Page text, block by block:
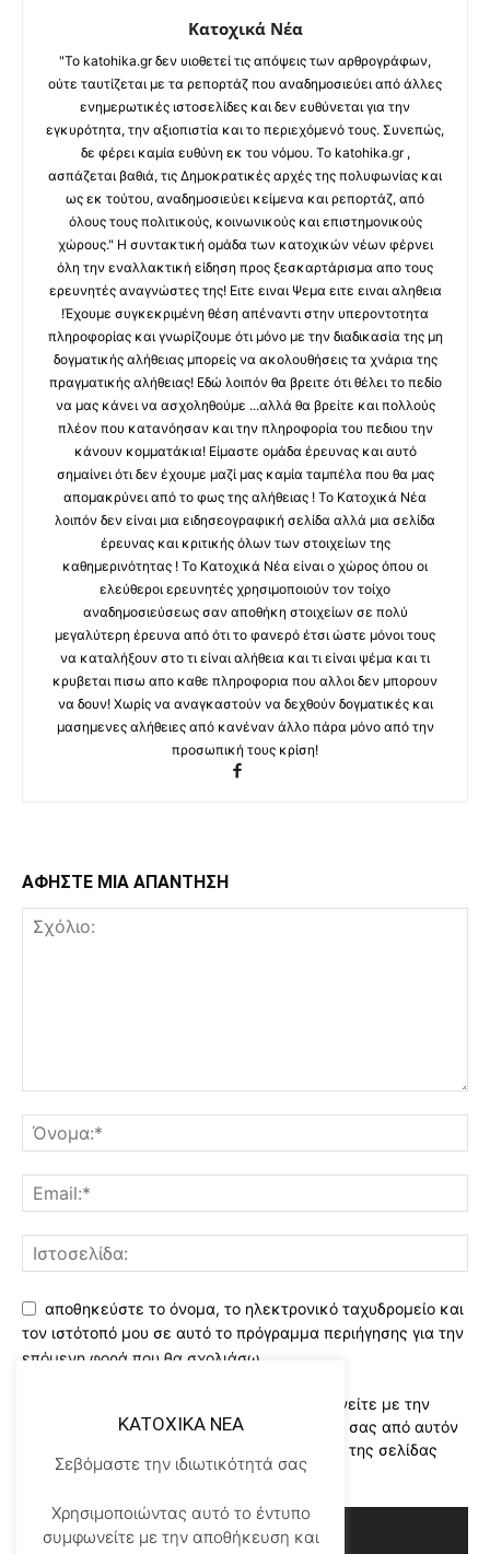
Κατοχικά Νέα
"Το katohika.gr δεν υιοθετεί τις απόψεις των αρθρογράφων,
ούτε ταυτίζεται με τα ρεπορτάζ που αναδημοσιεύει από άλλες
ενημερωτικές ιστοσελίδες και δεν ευθύνεται για την
εγκυρότητα, την αξιοπιστία και το περιεχόμενό τους. Συνεπώς,
δε φέρει καμία ευθύνη εκ του νόμου. Το katohika.gr ,
ασπάζεται βαθιά, τις Δημοκρατικές αρχές της πολυφωνίας και
ως εκ τούτου, αναδημοσιεύει κείμενα και ρεπορτάζ, από
όλους τους πολιτικούς, κοινωνικούς και επιστημονικούς
χώρους." Η συντακτική ομάδα των κατοχικών νέων φέρνει
όλη την εναλλακτική είδηση προς ξεσκαρτάρισμα απο τους
ερευνητές αναγνώστες της! Ειτε ειναι Ψεμα ειτε ειναι αληθεια
!Έχουμε συγκεκριμένη θέση απέναντι στην υπεροντοτητα
πληροφορίας και γνωρίζουμε ότι μόνο με την διαδικασία της μη
δογματικής αλήθειας μπορείς να ακολουθήσεις τα χνάρια της
πραγματικής αλήθειας! Εδώ λοιπόν θα βρειτε ότι θέλει το πεδίο
να μας κάνει να ασχοληθούμε ...αλλά θα βρείτε και πολλούς
πλέον που κατανόησαν και την πληροφορία του πεδιου την
κάνουν κομματάκια! Είμαστε ομάδα έρευνας και αυτό
σημαίνει ότι δεν έχουμε μαζί μας καμία ταμπέλα που θα μας
απομακρύνει από το φως της αλήθειας ! Το Κατοχικά Νέα
λοιπόν δεν είναι μια ειδησεογραφική σελίδα αλλά μια σελίδα
έρευνας και κριτικής όλων των στοιχείων της
καθημερινότητας ! Το Κατοχικά Νέα είναι ο χώρος όπου οι
ελεύθεροι ερευνητές χρησιμοποιούν τον τοίχο
αναδημοσιεύσεως σαν αποθήκη στοιχείων σε πολύ
μεγαλύτερη έρευνα από ότι το φανερό έτσι ώστε μόνοι τους
να καταλήξουν στο τι είναι αλήθεια και τι είναι ψέμα και τι
κρυβεται πισω απο καθε πληροφορια που αλλοι δεν μπορουν
να δουν! Χωρίς να αναγκαστούν να δεχθούν δογματικές και
μασημενες αλήθειες από κανέναν άλλο πάρα μόνο από την
προσωπική τους κρίση!
ΑΦΗΣΤΕ ΜΙΑ ΑΠΑΝΤΗΣΗ
αποθηκεύστε το όνομα, το ηλεκτρονικό ταχυδρομείο και
τον ιστότοπό μου σε αυτό το πρόγραμμα περιήγησης για την
επόμενη φορά που θα σχολιάσω.
Χρησιμοποιώντας αυτό το έντυπο συμφωνείτε με την
αποθήκευση και χειρισμό των δεδομένων σας από αυτόν
τον ιστότοπο..Διαβάστε του ορους χρήσης της σελίδας
μας*
KATOXIKA NEA
Σεβόμαστε την ιδιωτικότητά σας
Χρησιμοποιώντας αυτό το έντυπο
συμφωνείτε με την αποθήκευση και